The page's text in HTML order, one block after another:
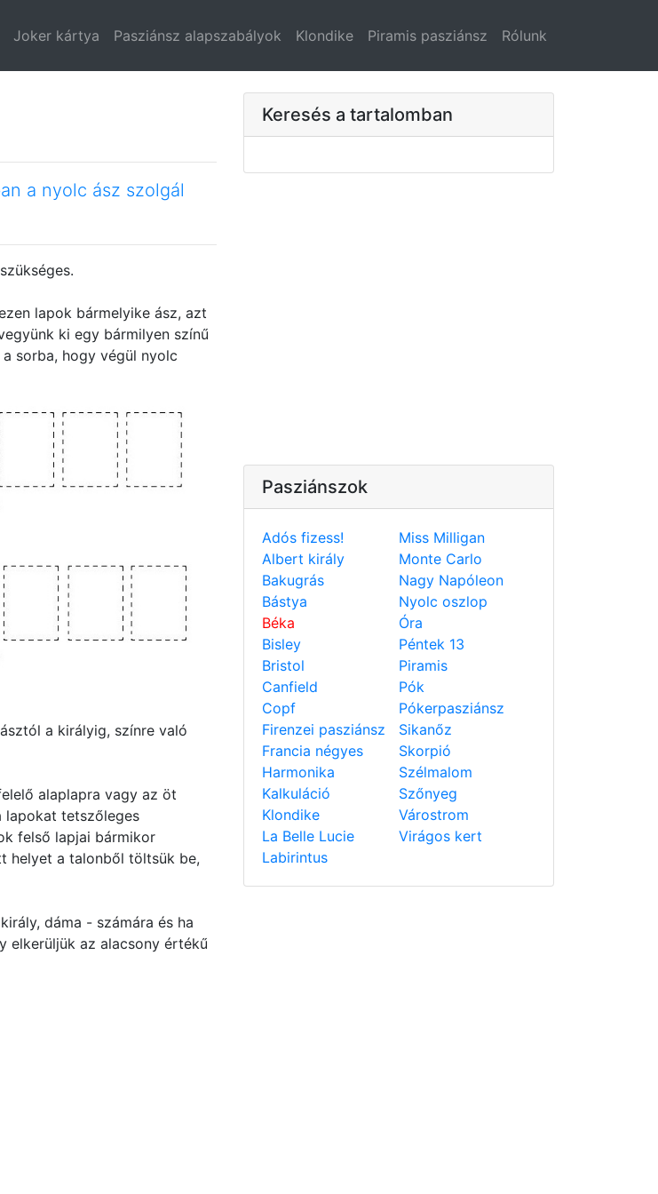
Joker kártya Pasziánsz alapszabályok Klondike Piramis pasziánsz Rólunk
a nyolc ász szolgál
lapok bármelyike ász, azt
ki egy bármilyen színű
sorba, hogy végül nyolc
a királyig, színre való
alaplapra vagy az öt
lapokat tetszőleges
felső lapjai bármikor
helyet a talonből töltsük be,
dáma - számára és ha
elkerüljük az alacsony értékű
Keresés a tartalomban
Pasziánszok
Adós fizess!
Albert király
Bakugrás
Bástya
Béka
Bisley
Bristol
Canfield
Copf
Firenzei pasziánsz
Francia négyes
Harmonika
Kalkuláció
Klondike
La Belle Lucie
Labirintus
Miss Milligan
Monte Carlo
Nagy Napóleon
Nyolc oszlop
Óra
Péntek 13
Piramis
Pók
Pókerpasziánsz
Sikanőz
Skorpió
Szélmalom
Szőnyeg
Várostrom
Virágos kert